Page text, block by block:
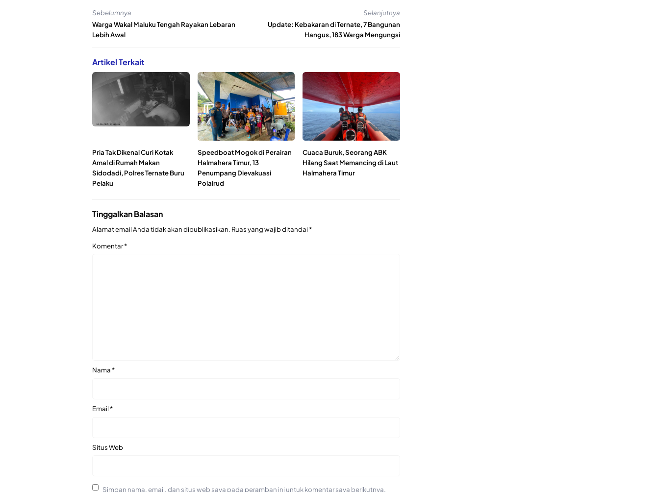
Sebelumnya
Warga Wakal Maluku Tengah Rayakan Lebaran
Lebih Awal
Selanjutnya
Update: Kebakaran di Ternate, 7 Bangunan
Hangus, 183 Warga Mengungsi
Artikel Terkait
Pria Tak Dikenal Curi Kotak
Amal di Rumah Makan
Sidodadi, Polres Ternate Buru
Pelaku
Speedboat Mogok di Perairan
Halmahera Timur, 13
Penumpang Dievakuasi
Polairud
Cuaca Buruk, Seorang ABK
Hilang Saat Memancing di Laut
Halmahera Timur
Tinggalkan Balasan
Alamat email Anda tidak akan dipublikasikan. Ruas yang wajib ditandai*
Komentar*
Nama*
Email*
Situs Web
Simpan nama, email, dan situs web saya pada peramban ini untuk komentar saya berikutnya.